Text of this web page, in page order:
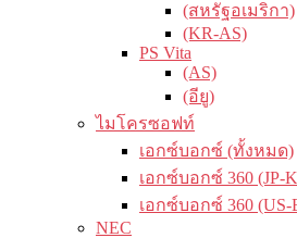
(สหรัฐอเมริกา)
(KR-AS)
PS Vita
(AS)
(อียู)
ไมโครซอฟท์
เอกซ์บอกซ์ (ทั้งหมด)
เอกซ์บอกซ์ 360 (JP-
เอกซ์บอกซ์ 360 (US-
NEC